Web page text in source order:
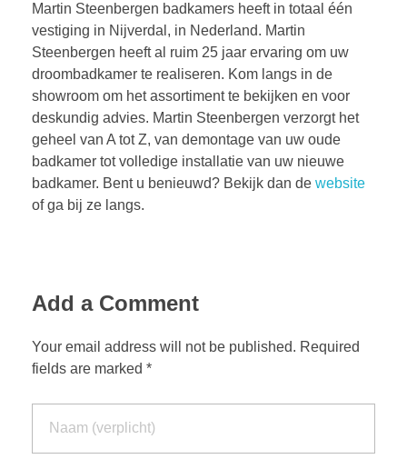
Martin Steenbergen badkamers heeft in totaal één
vestiging in Nijverdal, in Nederland. Martin
Steenbergen heeft al ruim 25 jaar ervaring om uw
droombadkamer te realiseren. Kom langs in de
showroom om het assortiment te bekijken en voor
deskundig advies. Martin Steenbergen verzorgt het
geheel van A tot Z, van demontage van uw oude
badkamer tot volledige installatie van uw nieuwe
badkamer. Bent u benieuwd? Bekijk dan de website
of ga bij ze langs.
Add a Comment
Your email address will not be published. Required
fields are marked *